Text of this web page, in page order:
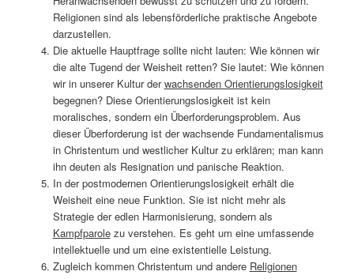
Religionen sind als lebensförderliche praktische Angebote
darzustellen.
Die aktuelle Hauptfrage sollte nicht lauten: Wie können wir
die alte Tugend der Weisheit retten? Sie lautet: Wie können
wir in unserer Kultur derwachsenden Orientierungslosigkeit
begegnen? Diese Orientierungslosigkeit ist kein
moralisches, sondern ein Überforderungsproblem. Aus
dieser Überforderung ist der wachsende Fundamentalismus
in Christentum und westlicher Kultur zu erklären; man kann
ihn deuten als Resignation und panische Reaktion.
In der postmodernen Orientierungslosigkeit erhält die
Weisheit eine neue Funktion. Sie ist nicht mehr als
Strategie der edlen Harmonisierung, sondern als
Kampfparolezu verstehen. Es geht um eine umfassende
intellektuelle und um eine existentielle Leistung.
Zugleich kommen Christentum und andere Religionen